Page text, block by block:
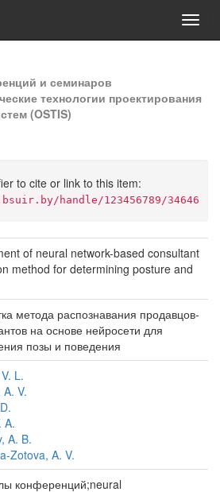
и семинаров
технологии проектирования
(OSTIS)
to cite or link to this item:
handle/123456789/34646
of neural network-based consultant
method for determining posture and
метода распознавания продавцов-
на основе нейросети для
позы и поведения
L.
V.
A.
A. B.
Zotova, A. V.
конференций;neural